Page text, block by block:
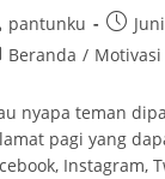
pantunku
Post
Beranda / Motivasi
nyapa teman
pagi yang
Instagram,